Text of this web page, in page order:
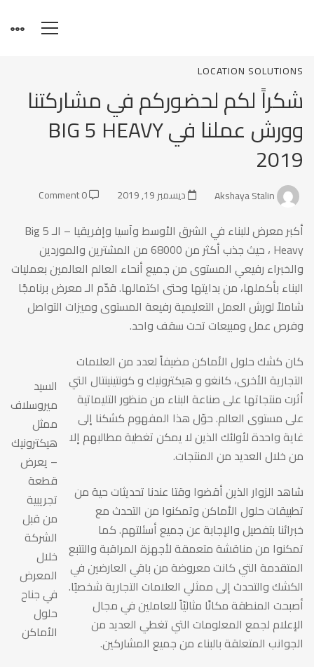
شكراً
لكم
لحضوركم
في
مشاركتنا
وورش
عملنا
في
BIG
5
HEAVY
2019
LOCATION SOLUTIONS
شكراً لكم لحضوركم في مشاركتنا
وورش عملنا في BIG 5 HEAVY
2019
ديسمبر 19, 2019 0 Comment
أكبر معرض للبناء في الشرق الأوسط وآسيا وإفريقيا – الـ Big 5
Heavy ، حيث جذب أكثر من 68000 من المشترين والموردين
والخبراء رفيعي المستوى من جميع أنحاء العالم العالمين بعمليات
البناء بأكملها، من بدايتها وحتى اكتمالها. قدّم الـ معرض برنامجًا
شاملاً لورش العمل التعليمية رفيعة المستوى وميزات التواصل
وفرص عمل ومبيعات تحت سقف واحد.
السيد
ميروسلاف
ممثل
هيكترونيك
– يعرض
قطعة
تجريبية
من قبل
الشركة
خلال
المعرض
في جناح
حلول
الأماكن
كان كشك حلول الأماكن مضيفاً لعدد من العلامات
التجارية الأخرى، كانغو و هيكترونيك و كونتينينتال التي
أثرت منتجاتها على صناعة البناء من منظور التليماتية
على مستوى العالم. حوّل هذا المفهوم كشكنا إلى
غاية واحدة لأولئك الذين لا يمكن تغطية مطالبهم إلا
من خلال العديد من المنتجات.
شاهد الزوار الذين أقضوا وقتا عندنا تحديثات حية من
تطبيقات حلول الأماكن وتمكنوا من التحدث مع
خبرائنا بتفصيل والإجابة عن جميع أسئلتهم. كما
تمكنوا من مناقشة متعمقة لأجهزة المراقبة والتتبع
المتقدمة التي كانت معروضة من باقي العارضين في
الكشك والتحدث إلى ممثلي العلامات التجارية شخصيًا.
أصبحت المنطقة مكانًا مثاليّاً للعاملين في مجال
الإعلام لجمع المعلومات التي تغطي العديد من
الجوانب المتعلقة بالبناء من جميع المشاركين.